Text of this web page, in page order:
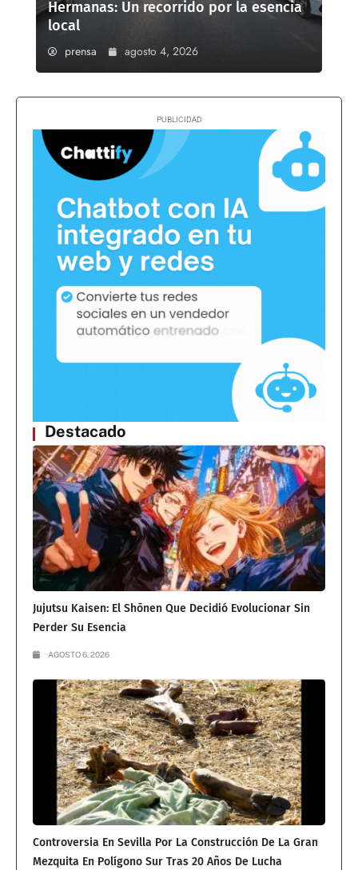
Hermanas: Un recorrido por la esencia
local
prensa agosto 4, 2026
Destacado
Jujutsu Kaisen: El Shōnen Que Decidió Evolucionar Sin
Perder Su Esencia
AGOSTO 6, 2026
Controversia En Sevilla Por La Construcción De La Gran
Mezquita En Polígono Sur Tras 20 Años De Lucha